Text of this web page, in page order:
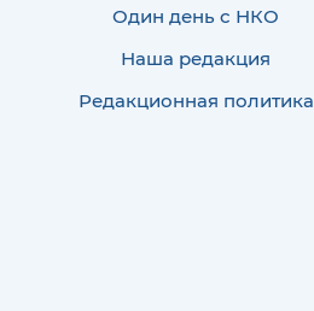
Один день с НКО
Наша редакция
Редакционная политика